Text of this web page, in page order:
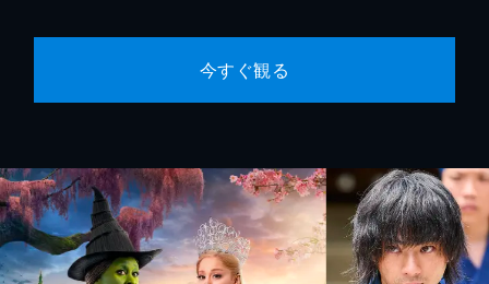
今すぐ観る